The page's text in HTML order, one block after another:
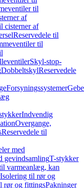
til
af
cisterner af
Reservedele til
til
Skyl-stop-
DobbeltskylReservedele
Forsyningssystemer
Indvendig
Overgange,
Reservedele til
med
gevindsamlingT-stykker
varmeanlæg, kan
Isolering til rør og
rør og fittingsPakninger